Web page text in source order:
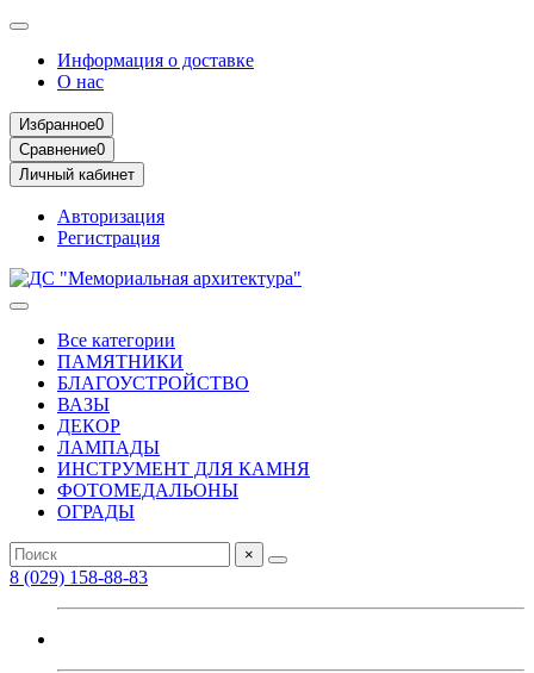
Информация о доставке
О нас
Избранное0
Сравнение0
Личный кабинет
Авторизация
Регистрация
Все категории
ПАМЯТНИКИ
БЛАГОУСТРОЙСТВО
ВАЗЫ
ДЕКОР
ЛАМПАДЫ
ИНСТРУМЕНТ ДЛЯ КАМНЯ
ФОТОМЕДАЛЬОНЫ
ОГРАДЫ
×
8 (029) 158-88-83